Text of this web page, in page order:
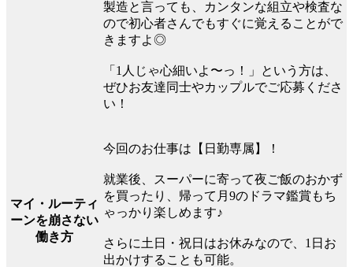
製造と言っても、カンタンな組立や検査な
ので初心者さんでもすぐに覚えることがで
きますよ◎
「1人じゃ心細いよ〜っ！」という方は、
ぜひお友達同士やカップルでご応募くださ
い！
マイ・ルーティ
ーンを崩さない
働き方
今回のお仕事は【日勤専属】！
就業後、スーパーに寄って夜ご飯のおかず
を買ったり、帰って月9のドラマ鑑賞もち
ゃっかり楽しめます♪
さらに土日・祝日はお休みなので、1日お
出かけすることも可能。